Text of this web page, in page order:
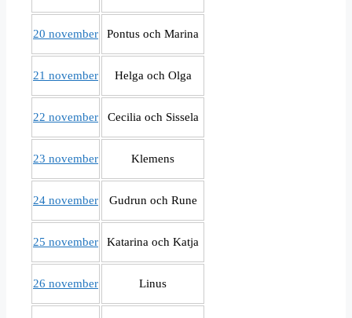
20 november Pontus och Marina
21 november Helga och Olga
22 november Cecilia och Sissela
23 november Klemens
24 november Gudrun och Rune
25 november Katarina och Katja
26 november Linus